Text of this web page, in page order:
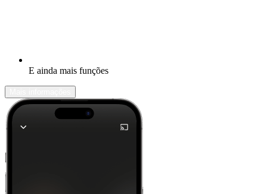
E ainda mais funções